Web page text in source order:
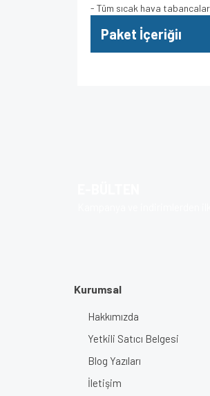
- Tüm sıcak hava
Paket İçeriğiı
Kurumsal
Hakkımızda
Yetkili Satıcı Belgesi
Blog Yazıları
İletişim